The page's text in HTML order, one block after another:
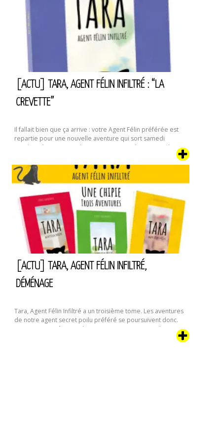
L’Automne
[ACTU] TARA, AGENT FÉLIN INFILTRÉ : “LA
CREVETTE”
Il fallait bien que ça arrive : votre Agent Félin préférée est
repartie pour une nouvelle aventure qui sort samedi
prochain, le 17 septembre. Dans ce quatrième tome de ses
semblait s’être un peu calmée depuis “Le Déménagement”
va connaître un évènement encore plus traumatisant : …
Continuer la lecture de[Actu]
Tara,
Agent
Félin
Crevette”
[ACTU] TARA, AGENT FÉLIN INFILTRÉ,
DÉMÉNAGE
Tara, Agent Félin Infiltré a un troisième tome. Les aventures
de notre agent secret poilu préféré se poursuivent donc.
On murmure même qu’il y aurait encore au moins deux
tomes en préparation. Dans cette aventure, notre chipie va